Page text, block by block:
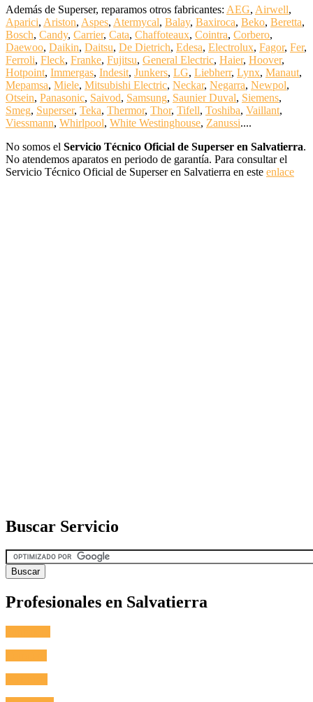
Además de Superser, reparamos otros fabricantes: AEG, Airwell,
Aparici, Ariston, Aspes, Atermycal, Balay, Baxiroca, Beko, Beretta,
Bosch, Candy, Carrier, Cata, Chaffoteaux, Cointra, Corbero,
Daewoo, Daikin, Daitsu, De Dietrich, Edesa, Electrolux, Fagor, Fer,
Ferroli, Fleck, Franke, Fujitsu, General Electric, Haier, Hoover,
Hotpoint, Immergas, Indesit, Junkers, LG, Liebherr, Lynx, Manaut,
Mepamsa, Miele, Mitsubishi Electric, Neckar, Negarra, Newpol,
Otsein, Panasonic, Saivod, Samsung, Saunier Duval, Siemens,
Smeg, Superser, Teka, Thermor, Thor, Tifell, Toshiba, Vaillant,
Viessmann, Whirlpool, White Westinghouse, Zanussi....
No somos el Servicio Técnico Oficial de Superser en Salvatierra.
No atendemos aparatos en periodo de garantía. Para consultar el
Servicio Técnico Oficial de Superser en Salvatierra en este enlace
Buscar Servicio
Profesionales en Salvatierra